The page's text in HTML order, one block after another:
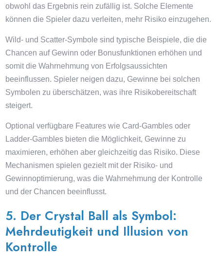
obwohl das Ergebnis rein zufällig ist. Solche Elemente
können die Spieler dazu verleiten, mehr Risiko einzugehen.
Wild- und Scatter-Symbole sind typische Beispiele, die die
Chancen auf Gewinn oder Bonusfunktionen erhöhen und
somit die Wahrnehmung von Erfolgsaussichten
beeinflussen. Spieler neigen dazu, Gewinne bei solchen
Symbolen zu überschätzen, was ihre Risikobereitschaft
steigert.
Optional verfügbare Features wie Card-Gambles oder
Ladder-Gambles bieten die Möglichkeit, Gewinne zu
maximieren, erhöhen aber gleichzeitig das Risiko. Diese
Mechanismen spielen gezielt mit der Risiko- und
Gewinnoptimierung, was die Wahrnehmung der Kontrolle
und der Chancen beeinflusst.
5. Der Crystal Ball als Symbol:
Mehrdeutigkeit und Illusion von
Kontrolle